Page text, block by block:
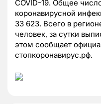
COVID-19. Общее
коронавирусной
33 623. Всего в
человек, за сутки
этом сообщает
стопкоронавирус.рф.